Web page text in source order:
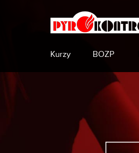
Kurzy BOZP